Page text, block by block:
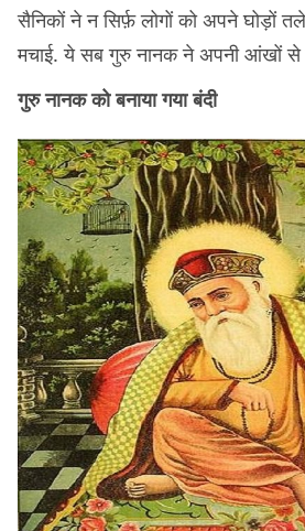
सैनिकों ने न सिर्फ़ लोगों को अपने घोड़ों
मचाई. ये सब गुरु नानक ने अपनी आंखों से
गुरु नानक को बनाया गया बंदी